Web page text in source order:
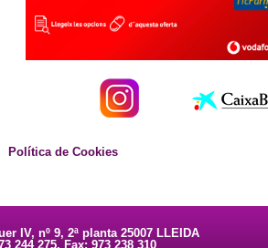
Política de Cookies
IV, nº 9, 2ª planta 25007 LLEIDA
244 275. Fax: 973 238 310